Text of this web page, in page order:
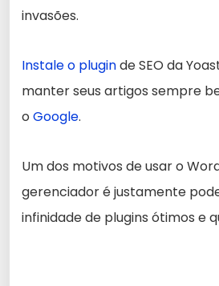
invasões.
Instale o pluginde SEO da
manter seus artigos sempre
o Google.
Um dos motivos de usar o
gerenciador é justamente
infinidade de plugins ótimos e